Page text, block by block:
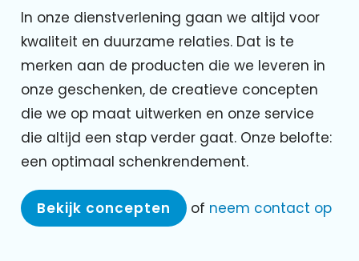
In onze dienstverlening gaan we altijd voor
kwaliteit en duurzame relaties. Dat is te
merken aan de producten die we leveren in
onze geschenken, de creatieve concepten
die we op maat uitwerken en onze service
die altijd een stap verder gaat. Onze belofte:
een optimaal schenkrendement.
Bekijk concepten of neem contact op